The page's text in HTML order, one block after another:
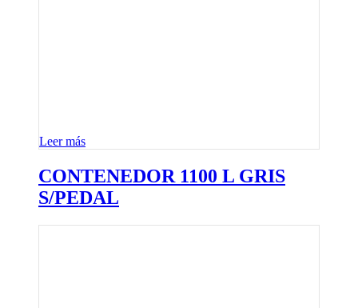
Leer más
CONTENEDOR 1100 L GRIS
S/PEDAL